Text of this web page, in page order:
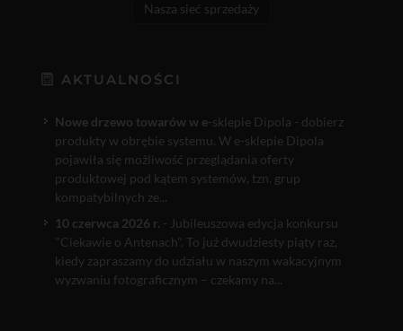
Nasza sieć sprzedaży
AKTUALNOŚCI
Nowe drzewo towarów w e-sklepie Dipola - dobierz
produkty w obrębie systemu. W e-sklepie Dipola
pojawiła się możliwość przeglądania oferty
produktowej pod kątem systemów, tzn. grup
kompatybilnych ze...
10 czerwca 2026 r. - Jubileuszowa edycja konkursu
"Ciekawie o Antenach". To już dwudziesty piąty raz,
kiedy zapraszamy do udziału w naszym wakacyjnym
wyzwaniu fotograficznym – czekamy na...